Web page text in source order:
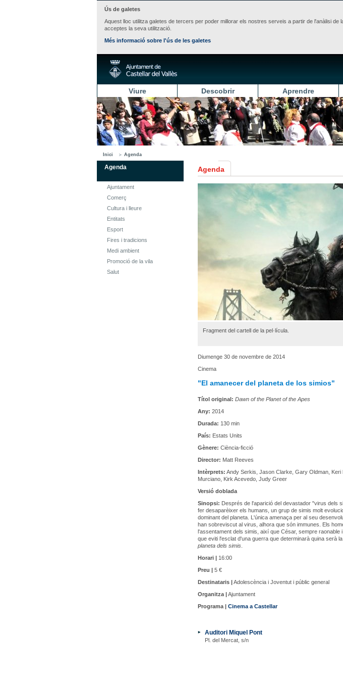
Ús de galetes
Aquest lloc utilitza galetes de tercers per poder millorar els nostres serveis a partir de l'anàlisi
acceptes la seva utilització.
Més informació sobre l'ús de les galetes
Viure Descobrir Aprendre
Inici Agenda
Agenda
Ajuntament
Comerç
Cultura i lleure
Entitats
Esport
Fires i tradicions
Medi ambient
Promoció de la vila
Salut
Agenda
Fragment del cartell de la pel·lícula.
Diumenge 30 de novembre de 2014
Cinema
"El amanecer del planeta de los simios"
Títol original: Dawn of the Planet of the Apes
Any: 2014
Durada: 130 min
País: Estats Units
Gènere: Ciència-ficció
Director: Matt Reeves
Intèrprets: Andy Serkis, Jason Clarke, Gary Oldman, Keri
Murciano, Kirk Acevedo, Judy Greer
Versió doblada
Sinopsi: Després de l'aparició del devastador "virus dels
fer desaparèixer els humans, un grup de simis molt
dominant del planeta. L'única amenaça per al seu
han sobreviscut al virus, alhora que són immunes. Els
l'assentament dels simis, així que César, sempre
que eviti l'esclat d'una guerra que determinarà quina serà
planeta dels simis
Horari | 16:00
Preu | 5 €
Destinataris |Adolescència i Joventut i públic general
Organitza |Ajuntament
Programa | Cinema a Castellar
Auditori Miquel Pont
Pl. del Mercat, s/n